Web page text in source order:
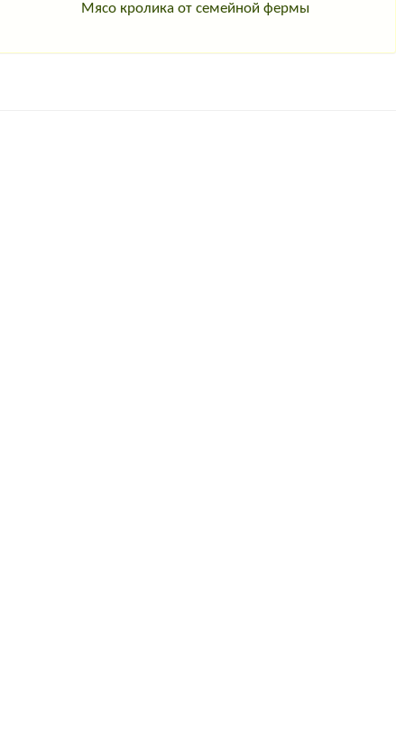
Мясо кролика от семейной фермы